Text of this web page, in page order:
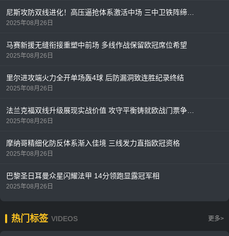
2025年08月26日
马赛新援无缝衔接重塑中前场 多线作战保留欧冠席位希望
2025年08月26日
里尔进攻端火力全开单场轰4球 后防漏洞致连胜纪录终结
2025年08月26日
2025年08月26日
摩纳哥精细化防反体系渐入佳境 三线发力直指欧冠资格
2025年08月26日
巴黎圣日耳曼众星闪耀法甲 14分领跑显露冠军相
2025年08月26日
热门标签 VIDEOS 更多>